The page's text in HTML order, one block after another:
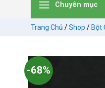
Chuyên mục
Trang Chủ /Shop / Bột
-68%